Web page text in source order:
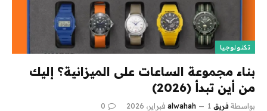
تكنولوجيا
بناء مجموعة الساعات على الميزانية؟ إليك
من أين تبدأ (2026)
بواسطة فريق alwahah 1 فبراير، 2026 0